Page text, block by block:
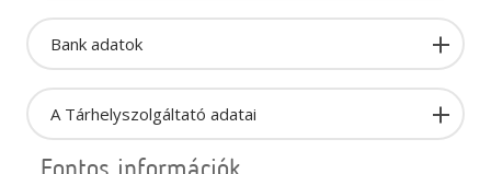
Bank adatok
A Tárhelyszolgáltató adatai